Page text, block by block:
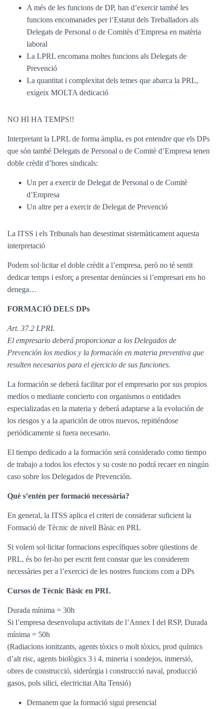
A més de les funcions de DP, han d’exercir també les
funcions encomanades per l’Estatut dels Treballadors als
Delegats de Personal o de Comitès d’Empresa en matèria
laboral
La LPRL encomana moltes funcions als Delegats de
Prevenció
La quantitat i complexitat dels temes que abarca la PRL,
exigeix MOLTA dedicació
NO HI HA TEMPS!!
Interpretant la LPRL de forma àmplia, es pot entendre que els DPs
que són també Delegats de Personal o de Comitè d’Empresa tenen
doble crèdit d’hores sindicals:
Un per a exercir de Delegat de Personal o de Comitè
d’Empresa
Un altre per a exercir de Delegat de Prevenció
La ITSS i els Tribunals han desestimat sistemàticament aquesta
interpretació
Podem sol·licitar el doble crèdit a l’empresa, però no té sentit
dedicar temps i esforç a presentar denúncies si l’empresari ens ho
denega…
FORMACIÓ DELS DPs
Art. 37.2 LPRL
El empresario deberá proporcionar a los Delegados de
Prevención los medios y la formación en materia preventiva que
resulten necesarios para el ejercicio de sus funciones.
La formación se deberá facilitar por el empresario por sus propios
medios o mediante concierto con organismos o entidades
especializadas en la materia y deberá adaptarse a la evolución de
los riesgos y a la aparición de otros nuevos, repitiéndose
periódicamente si fuera necesario.
El tiempo dedicado a la formación será considerado como tiempo
de trabajo a todos los efectos y su coste no podrá recaer en ningún
caso sobre los Delegados de Prevención.
Què s’entén per formació necessària?
En general, la ITSS aplica el criteri de considerar suficient la
Formació de Tècnic de nivell Bàsic en PRL
Si volem sol·licitar formacions específiques sobre qüestions de
PRL, és bo fer-ho per escrit fent constar que les considerem
necessàries per a l’exercici de les nostres funcions com a DPs
Cursos de Tècnic Bàsic en PRL
Durada mínima = 30h
Si l’empresa desenvolupa activitats de l’Annex I del RSP, Durada
mínima = 50h
(Radiacions ionitzants, agents tòxics o molt tòxics, prod químics
d’alt risc, agents biològics 3 i 4, mineria i sondejos, inmersió,
obres de construcció, siderúrgia i construcció naval, producció
gasos, pols silici, electricitat Alta Tensió)
Demanem que la formació sigui presencial